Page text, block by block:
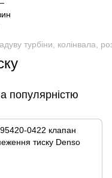
турбіни, колінвала,
популярністю